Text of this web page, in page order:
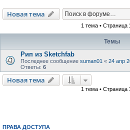
Новая тема
1 тема • Страница
Темы
Рип из Sketchfab
Последнее сообщение suman01 « 24 апр
Ответы: 6
Новая тема
1 тема • Страница
ПРАВА ДОСТУПА